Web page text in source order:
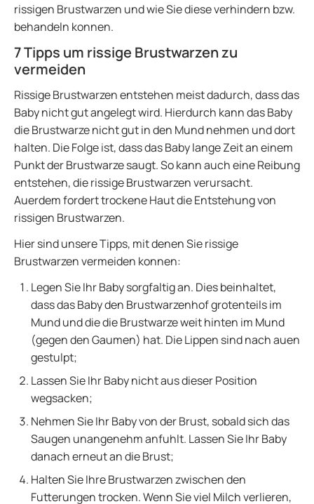
rissigen Brustwarzen und wie Sie diese verhindern bzw.
behandeln konnen.
7 Tipps um rissige Brustwarzen zu
vermeiden
Rissige Brustwarzen entstehen meist dadurch, dass das
Baby nicht gut angelegt wird. Hierdurch kann das Baby
die Brustwarze nicht gut in den Mund nehmen und dort
halten. Die Folge ist, dass das Baby lange Zeit an einem
Punkt der Brustwarze saugt. So kann auch eine Reibung
entstehen, die rissige Brustwarzen verursacht.
Auerdem fordert trockene Haut die Entstehung von
rissigen Brustwarzen.
Hier sind unsere Tipps, mit denen Sie rissige
Brustwarzen vermeiden konnen:
Legen Sie Ihr Baby sorgfaltig an. Dies beinhaltet,
dass das Baby den Brustwarzenhof grotenteils im
Mund und die die Brustwarze weit hinten im Mund
(gegen den Gaumen) hat. Die Lippen sind nach auen
gestulpt;
Lassen Sie Ihr Baby nicht aus dieser Position
wegsacken;
Nehmen Sie Ihr Baby von der Brust, sobald sich das
Saugen unangenehm anfuhlt. Lassen Sie Ihr Baby
danach erneut an die Brust;
Halten Sie Ihre Brustwarzen zwischen den
Futterungen trocken. Wenn Sie viel Milch verlieren,